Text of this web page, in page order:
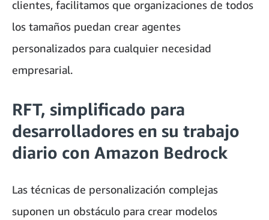
clientes, facilitamos que organizaciones de todos
los tamaños puedan crear agentes
personalizados para cualquier necesidad
empresarial.
RFT, simplificado para
desarrolladores en su trabajo
diario con Amazon Bedrock
Las técnicas de personalización complejas
suponen un obstáculo para crear modelos